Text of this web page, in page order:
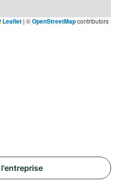
Leaflet | ©OpenStreetMapcontributors